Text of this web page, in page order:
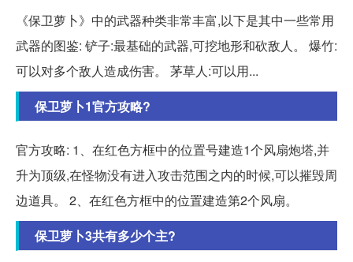
《保卫萝卜》中的武器种类非常丰富,以下是其中一些常用
武器的图鉴: 铲子:最基础的武器,可挖地形和砍敌人。 爆竹:
可以对多个敌人造成伤害。 茅草人:可以用...
保卫萝卜1官方攻略?
官方攻略: 1、在红色方框中的位置号建造1个风扇炮塔,并
升为顶级,在怪物没有进入攻击范围之内的时候,可以摧毁周
边道具。 2、在红色方框中的位置建造第2个风扇。
保卫萝卜3共有多少个主?